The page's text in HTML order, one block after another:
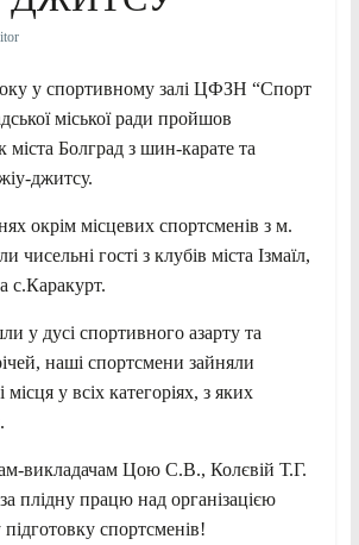
у спортивному залі ЦФЗН “Спорт
міської ради пройшов
міста Болград з шин-карате та
джитсу.
окрім місцевих спортсменів з м.
чисельні гості з клубів міста Ізмаїл,
с.Каракурт.
у дусі спортивного азарту та
наші спортсмени зайняли
місця у всіх категоріях, з яких
викладачам Цою С.В., Колєвій Т.Г.
плідну працю над організацією
підготовку спортсменів!